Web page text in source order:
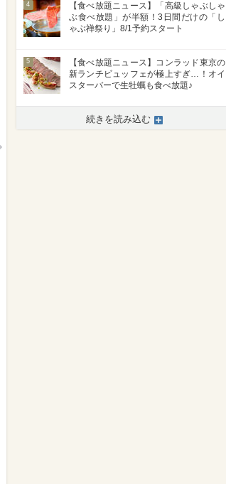
4
【食べ放題ニュース】「高級しゃぶしゃ
ぶ食べ放題」が半額！3日間だけの「し
ゃぶ禅祭り」8/1予約スタート
5
【食べ放題ニュース】コンラッド東京の
新ランチビュッフェが極上すぎ…！オイ
スターバーで生牡蠣も食べ放題♪
続きを読み込む